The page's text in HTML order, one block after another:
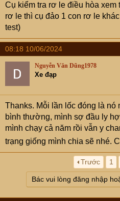
điều hòa có lúc lại được, có
Xin các bác cho ý kiến ạ!
Cụ kiểm tra rơ le điều hòa xem
rơ le thì cụ đảo 1 con rơ le
test)
08:18 10/06/2024
Nguyễn Văn Dũng1978
Xe đạp
Thanks. Mỗi lần lốc đóng là nó
bình thường, mình sợ đầu ly
mình chạy cả năm rồi vẫn y
trạng giống mình chia sẽ nhé.
Trước 1
Bác vui lòng đăng nhập